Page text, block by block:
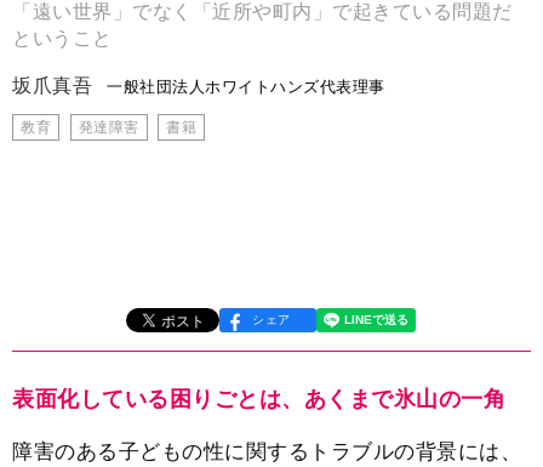
「遠い世界」でなく「近所や町内」で起きている問題だ
ということ
坂爪真吾 一般社団法人ホワイトハンズ代表理事
教育 発達障害 書籍
シェア
表面化している困りごとは、あくまで氷山の一角
障害のある子どもの性に関するトラブルの背景には、